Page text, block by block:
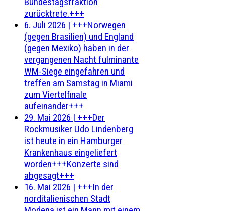
zurücktrete.+++
6. Juli 2026 | +++Norwegen
(gegen Brasilien) und England
(gegen Mexiko) haben in der
vergangenen Nacht fulminante
WM-Siege eingefahren und
treffen am Samstag in Miami
zum Viertelfinale
aufeinander+++
29. Mai 2026 | +++Der
Rockmusiker Udo Lindenberg
ist heute in ein Hamburger
Krankenhaus eingeliefert
worden+++Konzerte sind
abgesagt+++
16. Mai 2026 | +++In der
norditalienischen Stadt